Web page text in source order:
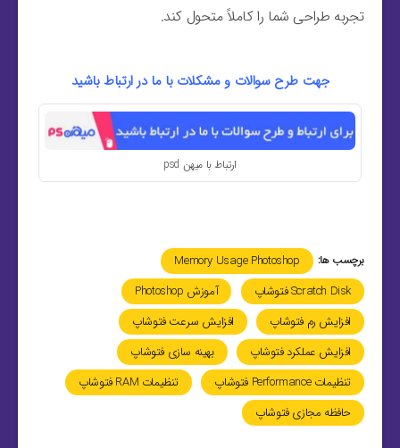
تجربه طراحی شما را کاملاً متحول کند.
جهت طرح سوالات و مشکلات با ما در ارتباط باشید
ارتباط با میهن psd
برچسب ها:
Memory Usage Photoshop
Scratch Disk فتوشاپ
آموزش Photoshop
افزایش رم فتوشاپ
افزایش سرعت فتوشاپ
افزایش عملکرد فتوشاپ
بهینه سازی فتوشاپ
تنظیمات Performance فتوشاپ
تنظیمات RAM فتوشاپ
حافظه مجازی فتوشاپ